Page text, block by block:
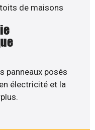
panneaux posés
électricité et la